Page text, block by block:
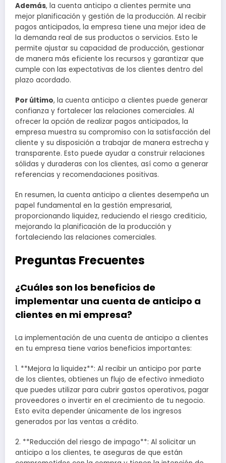
Además, la cuenta anticipo a clientes permite una
mejor planificación y gestión de la producción. Al recibir
pagos anticipados, la empresa tiene una mejor idea de
la demanda real de sus productos o servicios. Esto le
permite ajustar su capacidad de producción, gestionar
de manera más eficiente los recursos y garantizar que
cumple con las expectativas de los clientes dentro del
plazo acordado.
Por último, la cuenta anticipo a clientes puede generar
confianza y fortalecer las relaciones comerciales. Al
ofrecer la opción de realizar pagos anticipados, la
empresa muestra su compromiso con la satisfacción del
cliente y su disposición a trabajar de manera estrecha y
transparente. Esto puede ayudar a construir relaciones
sólidas y duraderas con los clientes, así como a generar
referencias y recomendaciones positivas.
En resumen, la cuenta anticipo a clientes desempeña un
papel fundamental en la gestión empresarial,
proporcionando liquidez, reduciendo el riesgo crediticio,
mejorando la planificación de la producción y
fortaleciendo las relaciones comerciales.
Preguntas Frecuentes
¿Cuáles son los beneficios de
implementar una cuenta de anticipo a
clientes en mi empresa?
La implementación de una cuenta de anticipo a clientes
en tu empresa tiene varios beneficios importantes:
1. **Mejora la liquidez**: Al recibir un anticipo por parte
de los clientes, obtienes un flujo de efectivo inmediato
que puedes utilizar para cubrir gastos operativos, pagar
proveedores o invertir en el crecimiento de tu negocio.
Esto evita depender únicamente de los ingresos
generados por las ventas a crédito.
2. **Reducción del riesgo de impago**: Al solicitar un
anticipo a los clientes, te aseguras de que están